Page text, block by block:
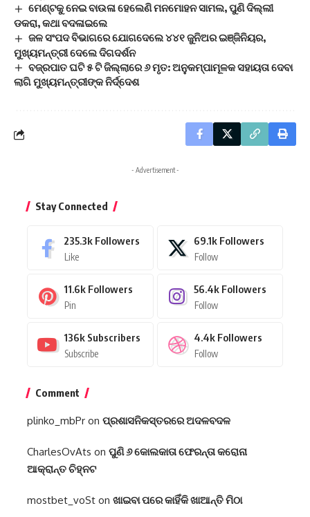
ମେଣ୍ଟକୁ ନେଇ ବାଉଳା ହେଲେଣି ମନମୋହନ ସାମଲ, ପୁଣି ଦିଲ୍ଲୀ
ଡକରା, କଥା ବଦଳାଇଲେ
ଜଳ ସଂପଦ ବିଭାଗରେ ଯୋଗଦେଲେ ୪୪୧ ଜୁନିଅର ଇଞ୍ଜିନିୟର,
ମୁଖ୍ୟମନ୍ତ୍ରୀ ଦେଲେ ଦିଗଦର୍ଶନ
ବଜ୍ରପାତ ଘଟି ୫ ଟି ଜିଲ୍ଲାରେ ୬ ମୃତ: ଅନୁକମ୍ପାମୂଳକ ସହାୟତା ଦେବା
ଲାଗି ମୁଖ୍ୟମନ୍ତ୍ରୀଙ୍କ ନିର୍ଦ୍ଦେଶ
- Advertisement -
Stay Connected
235.3k Followers
Like
69.1k Followers
Follow
11.6k Followers
Pin
56.4k Followers
Follow
136k Subscribers
Subscribe
4.4k Followers
Follow
Comment
plinko_mbPr on ପ୍ରଶାସନିକସ୍ତରରେ ଅଦଳବଦଳ
CharlesOvAts on ପୁଣି ୬ କୋଲକାତା ଫେରନ୍ତା କରୋନା
ଆକ୍ରାନ୍ତ ଚିହ୍ନଟ
mostbet_voSt on ଖାଇବା ପରେ କାହିଁକି ଖାଆନ୍ତି ମିଠା